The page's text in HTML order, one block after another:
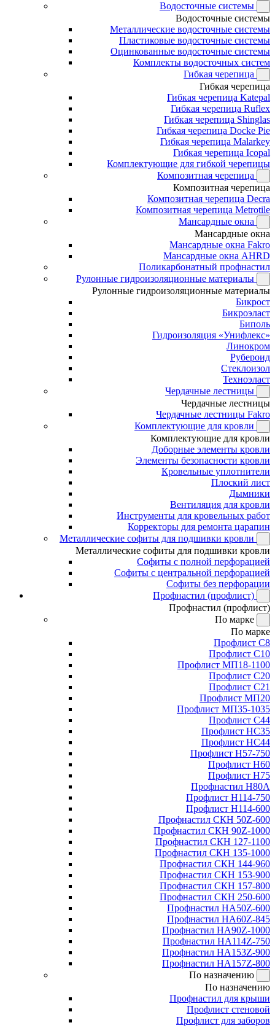
Водосточные системы
Водосточные системы
Металлические водосточные системы
Пластиковые водосточные системы
Оцинкованные водосточные системы
Комплекты водосточных систем
Гибкая черепица
Гибкая черепица
Гибкая черепица Katepal
Гибкая черепица Ruflex
Гибкая черепица Shinglas
Гибкая черепица Docke Pie
Гибкая черепица Malarkey
Гибкая черепица Icopal
Комплектующие для гибкой черепицы
Композитная черепица
Композитная черепица
Композитная черепица Decra
Композитная черепица Metrotile
Мансардные окна
Мансардные окна
Мансардные окна Fakro
Мансардные окна AHRD
Поликарбонатный профнастил
Рулонные гидроизоляционные материалы
Рулонные гидроизоляционные материалы
Бикрост
Бикроэласт
Биполь
Гидроизоляция «Унифлекс»
Линокром
Рубероид
Стеклоизол
Техноэласт
Чердачные лестницы
Чердачные лестницы
Чердачные лестницы Fakro
Комплектующие для кровли
Комплектующие для кровли
Доборные элементы кровли
Элементы безопасности кровли
Кровельные уплотнители
Плоский лист
Дымники
Вентиляция для кровли
Инструменты для кровельных работ
Корректоры для ремонта царапин
Металлические софиты для подшивки кровли
Металлические софиты для подшивки кровли
Софиты с полной перфорацией
Софиты с центральной перфорацией
Софиты без перфорации
Профнастил (профлист)
Профнастил (профлист)
По марке
По марке
Профлист С8
Профлист С10
Профлист МП18-1100
Профлист С20
Профлист С21
Профлист МП20
Профлист МП35-1035
Профлист С44
Профлист НС35
Профлист НС44
Профлист Н57-750
Профлист Н60
Профлист Н75
Профнастил Н80А
Профлист Н114-750
Профлист Н114-600
Профнастил СКН 50Z-600
Профнастил СКН 90Z-1000
Профнастил СКН 127-1100
Профнастил СКН 135-1000
Профнастил СКН 144-960
Профнастил СКН 153-900
Профнастил СКН 157-800
Профнастил СКН 250-600
Профнастил НА50Z-600
Профнастил НА60Z-845
Профнастил НА90Z-1000
Профнастил НА114Z-750
Профнастил НА153Z-900
Профнастил НА157Z-800
По назначению
По назначению
Профнастил для крыши
Профлист стеновой
Профлист для заборов